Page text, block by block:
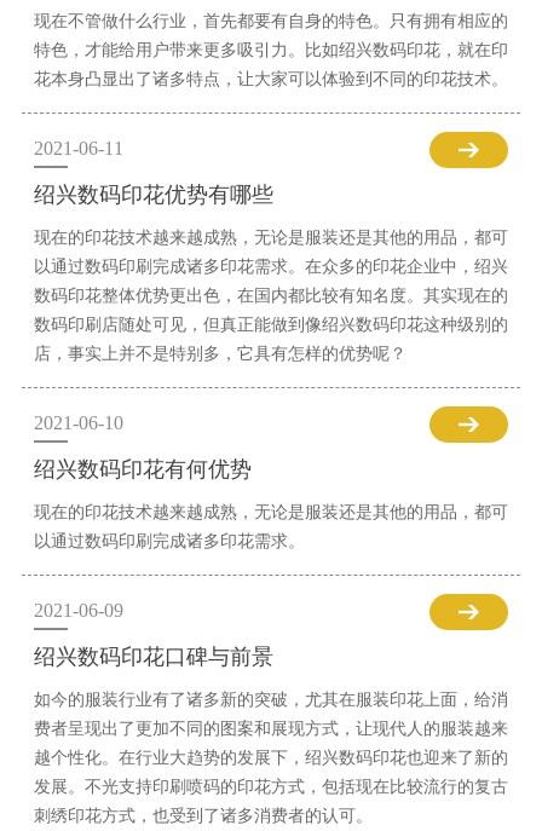
现在不管做什么行业，首先都要有自身的特色。只有拥有相应的
特色，才能给用户带来更多吸引力。比如绍兴数码印花，就在印
花本身凸显出了诸多特点，让大家可以体验到不同的印花技术。
2021-06-11
绍兴数码印花优势有哪些
现在的印花技术越来越成熟，无论是服装还是其他的用品，都可
以通过数码印刷完成诸多印花需求。在众多的印花企业中，绍兴
数码印花整体优势更出色，在国内都比较有知名度。其实现在的
数码印刷店随处可见，但真正能做到像绍兴数码印花这种级别的
店，事实上并不是特别多，它具有怎样的优势呢？
2021-06-10
绍兴数码印花有何优势
现在的印花技术越来越成熟，无论是服装还是其他的用品，都可
以通过数码印刷完成诸多印花需求。
2021-06-09
绍兴数码印花口碑与前景
如今的服装行业有了诸多新的突破，尤其在服装印花上面，给消
费者呈现出了更加不同的图案和展现方式，让现代人的服装越来
越个性化。在行业大趋势的发展下，绍兴数码印花也迎来了新的
发展。不光支持印刷喷码的印花方式，包括现在比较流行的复古
刺绣印花方式，也受到了诸多消费者的认可。